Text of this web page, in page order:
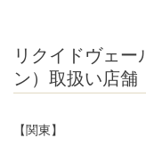
リクイドヴェー
ン）取扱い店舗
【関東】